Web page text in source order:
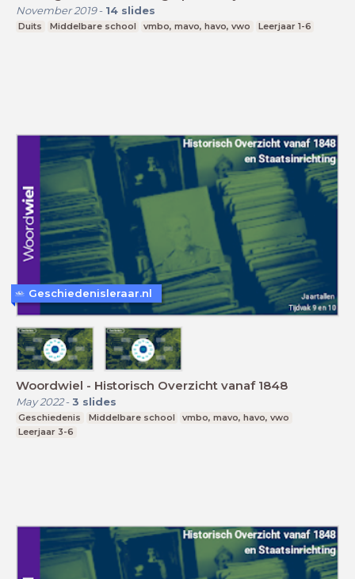
November 2019- 14 slides
Duits Middelbare school vmbo, mavo, havo, vwo Leerjaar 1-6
Woordwiel - Historisch Overzicht vanaf 1848
May 2022- 3 slides
Geschiedenis Middelbare school
vmbo, mavo, havo, vwo
Leerjaar 3-6
Geschiedenisleraar.nl